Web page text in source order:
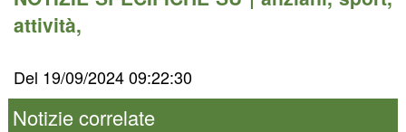
attività,
Del 19/09/2024 09:22:30
Notizie correlate